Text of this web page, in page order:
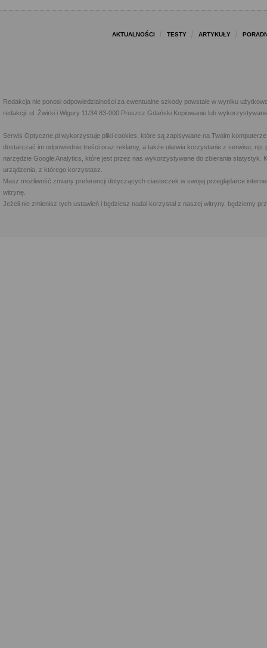
AKTUALNOŚCI TESTY ARTYKUŁY
Redakcja nie ponosi odpowiedzialności za ewentualne szkody powstałe w wyniku
redakcji: ul. Żwirki i Wigury 11/34 83-000 Pruszcz Gdański Kopiowanie lub
Serwis Optyczne.pl wykorzystuje pliki cookies, które są zapisywane na Twoim
dostarczać im odpowiednie treści oraz reklamy, a także ułatwia korzystanie z serwisu,
narzędzie Google Analytics, które jest przez nas wykorzystywane do zbierania statystyk.
urządzenia, z którego korzystasz.
Masz możliwość zmiany preferencji dotyczących ciasteczek w swojej przeglądarce
witrynę.
Jeżeli nie zmienisz tych ustawień i będziesz nadal korzystał z naszej witryny, będziemy